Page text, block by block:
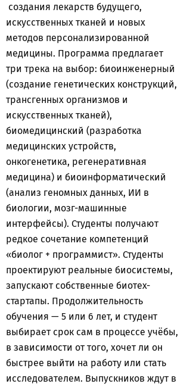
создания лекарств будущего,
искусственных тканей и новых
методов персонализированной
медицины. Программа предлагает
три трека на выбор: биоинженерный
(создание генетических конструкций,
трансгенных организмов и
искусственных тканей),
биомедицинский (разработка
медицинских устройств,
онкогенетика, регенеративная
медицина) и биоинформатический
(анализ геномных данных, ИИ в
биологии, мозг-машинные
интерфейсы). Студенты получают
редкое сочетание компетенций
«биолог + программист». Студенты
проектируют реальные биосистемы,
запускают собственные биотех-
стартапы. Продолжительность
обучения — 5 или 6 лет, и студент
выбирает срок сам в процессе учёбы,
в зависимости от того, хочет ли он
быстрее выйти на работу или стать
исследователем. Выпускников ждут в